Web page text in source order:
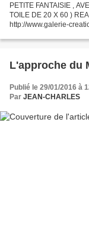
PETITE FANTAISIE ,
TOILE DE 20 X 60 )
http://www.galerie-
L'approche du
Publié le 29/01/2016 à
Par JEAN-CHARLES